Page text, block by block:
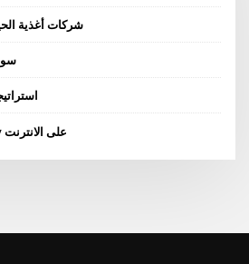
شركات أغذية
دفع بلدي kmart layaway على الانترنت